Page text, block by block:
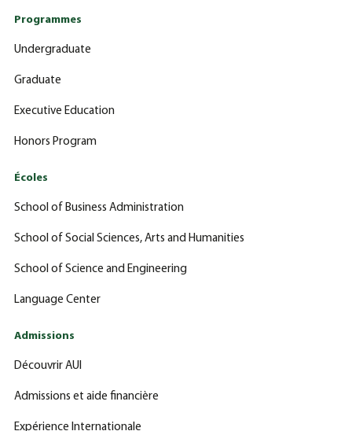
Programmes
Undergraduate
Graduate
Executive Education
Honors Program
Écoles
School of Business Administration
School of Social Sciences, Arts and Humanities
School of Science and Engineering
Language Center
Admissions
Découvrir AUI
Admissions et aide financière
Expérience Internationale